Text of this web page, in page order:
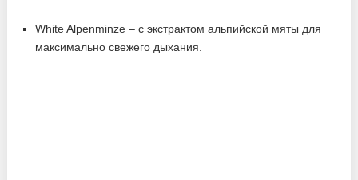
White Alpenminze – с экстрактом альпийской мяты для
максимально свежего дыхания.